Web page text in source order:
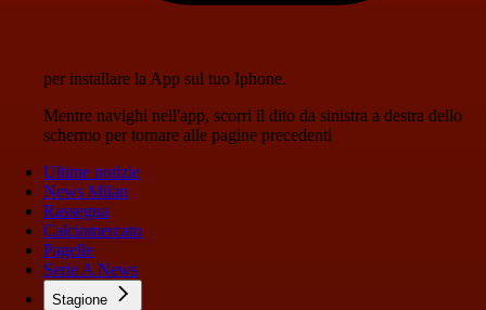
per installare la App sul tuo Iphone.
Mentre navighi nell'app, scorri il dito da sinistra a destra dello
schermo per tornare alle pagine precedenti
Ultime notizie
News Milan
Rassegna
Calciomercato
Pagelle
Serie A News
Stagione